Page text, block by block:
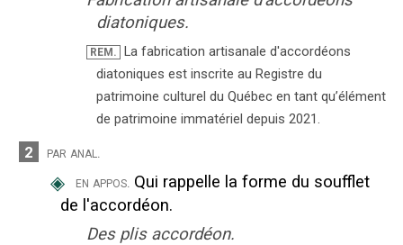
diatoniques.
REM.
La fabrication artisanale d'accordéons
diatoniques est inscrite au Registre du
patrimoine culturel du Québec en tant qu’élément
de patrimoine immatériel depuis 2021.
2 par anal.
◈ en appos. Qui rappelle la forme du soufflet
de l'accordéon.
Des plis accordéon.